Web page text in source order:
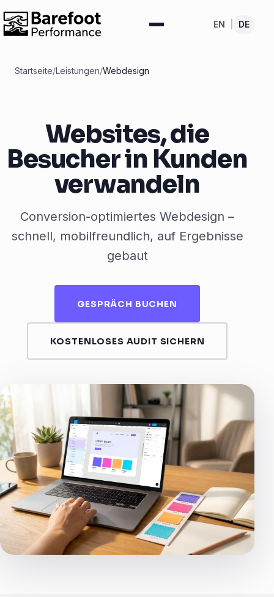
EN DE
Startseite/Leistungen/Webdesign
Websites, die
Besucher in Kunden
verwandeln
Conversion-optimiertes Webdesign –
schnell, mobilfreundlich, auf Ergebnisse
gebaut
GESPRÄCH BUCHEN
KOSTENLOSES AUDIT SICHERN